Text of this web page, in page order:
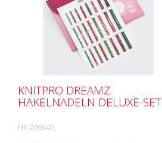
KNITPRO DREAMZ
HÄKELNADELN DELUXE-SET
HK 200649